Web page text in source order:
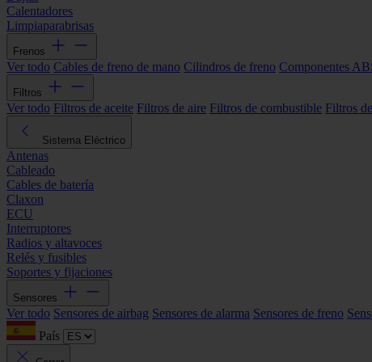
Calentadores
Limpiaparabrisas
Frenos
Ver todo Cables de freno de mano Cilindros de freno Componentes
Filtros
Ver todo Filtros de aceite Filtros de aire Filtros de combustible Filtros
Sistema Eléctrico
Antenas
Cableado
Cables de batería
Claxon
ECU
Interruptores
Radios y altavoces
Relés y fusibles
Soportes y fijaciones
Sensores
Ver todo Sensores de airbag Sensores de alarma Sensores de freno
País